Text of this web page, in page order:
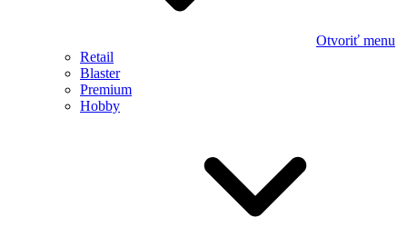
Otvoriť menu
Retail
Blaster
Premium
Hobby